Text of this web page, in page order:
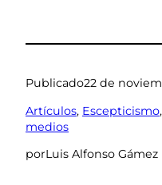
Publicado22 de
Artículos, Escepticismo,
medios
porLuis Alfonso Gámez